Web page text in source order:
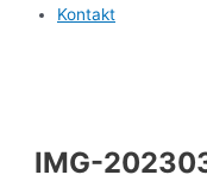
Kontakt
IMG-